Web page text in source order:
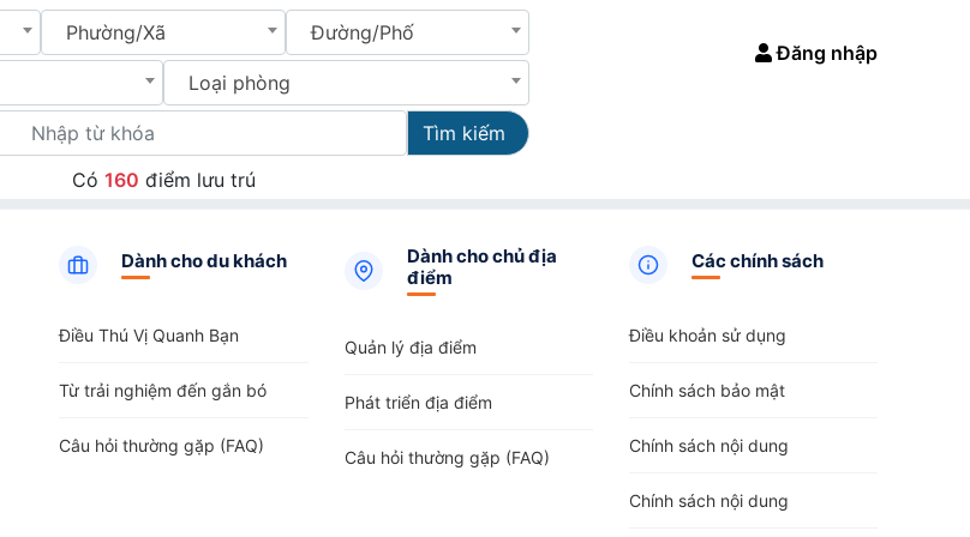
Phường/Xã Đường/Phố
Loại phòng
Tìm kiếm
Đăng nhập
Có 160 điểm lưu trú
Dành cho du khách
Điều Thú Vị Quanh Bạn
Từ trải nghiệm đến gắn bó
Câu hỏi thường gặp (FAQ)
Dành cho chủ địa
điểm
Quản lý địa điểm
Phát triển địa điểm
Câu hỏi thường gặp (FAQ)
Các chính sách
Điều khoản sử dụng
Chính sách bảo mật
Chính sách nội dung
Chính sách nội dung